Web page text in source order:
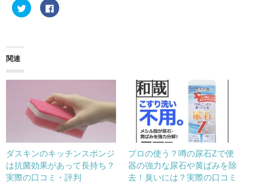
ク
リ
t
で
共
有
(
い
ウ
ィ
ン
ド
ウ
F
a
有
る
に
は
ク
リ
ッ
ク
し
く
だ
さ
い
関連
ダスキンのキッチンスポンジ
は抗菌効果があって長持ち？
実際の口コミ・評判
プロの使う？噂の尿石Zで便
器の強力な尿石や黄ばみを除
去！臭いには？実際の口コミ